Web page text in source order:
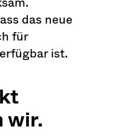
das neue
für
ist.
wir.